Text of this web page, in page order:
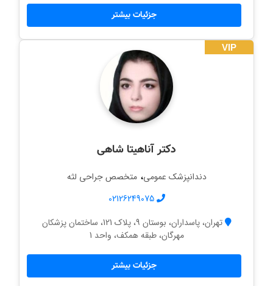
جزئیات بیشتر
VIP
دکتر آناهیتا شاهی
دندانپزشک عمومی،متخصص جراحی لثه
02126249075
تهران، پاسداران، بوستان 9، پلاک 121، ساختمان پزشکان
مهرگان، طبقه همکف، واحد 1
جزئیات بیشتر